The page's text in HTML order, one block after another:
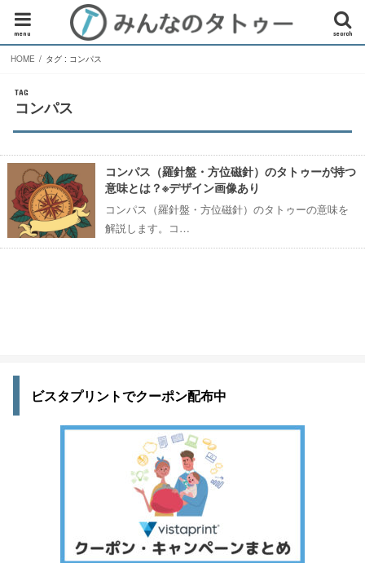
search
menu
HOME タグ : コンパス
TAG
コンパス
コンパス（羅針盤・方位磁針）のタトゥーが持つ
意味とは？※デザイン画像あり
コンパス（羅針盤・方位磁針）のタトゥーの意味を
解説します。コ…
ビスタプリントでクーポン配布中